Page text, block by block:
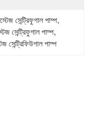
সেন্ট্রিফুগাল পাম্প,
সেন্ট্রিফুগাল পাম্প,
সেন্ট্রিফিউগাল পাম্প